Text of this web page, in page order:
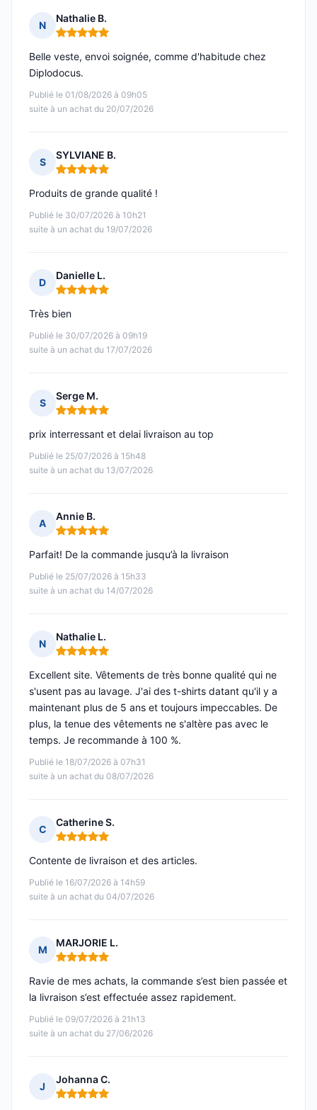
N
Nathalie B.
Note : 5 sur 5
Publié le 01/08/2026 à 09h05
suite à un achat du 20/07/2026
Belle veste, envoi soignée, comme d'habitude chez
Diplodocus.
S
SYLVIANE B.
Note : 5 sur 5
Publié le 30/07/2026 à 10h21
suite à un achat du 19/07/2026
Produits de grande qualité !
D
Danielle L.
Note : 5 sur 5
Publié le 30/07/2026 à 09h19
suite à un achat du 17/07/2026
Très bien
S
Serge M.
Note : 5 sur 5
Publié le 25/07/2026 à 15h48
suite à un achat du 13/07/2026
prix interressant et delai livraison au top
A
Annie B.
Note : 5 sur 5
Publié le 25/07/2026 à 15h33
suite à un achat du 14/07/2026
Parfait! De la commande jusqu’à la livraison
N
Nathalie L.
Note : 5 sur 5
Publié le 18/07/2026 à 07h31
suite à un achat du 08/07/2026
Excellent site. Vêtements de très bonne qualité qui ne
s'usent pas au lavage. J'ai des t-shirts datant qu'il y a
maintenant plus de 5 ans et toujours impeccables. De
plus, la tenue des vêtements ne s'altère pas avec le
temps. Je recommande à 100 %.
C
Catherine S.
Note : 5 sur 5
Publié le 16/07/2026 à 14h59
suite à un achat du 04/07/2026
Contente de livraison et des articles.
M
MARJORIE L.
Note : 5 sur 5
Publié le 09/07/2026 à 21h13
suite à un achat du 27/06/2026
Ravie de mes achats, la commande s’est bien passée et
la livraison s’est effectuée assez rapidement.
J
Johanna C.
Note : 5 sur 5